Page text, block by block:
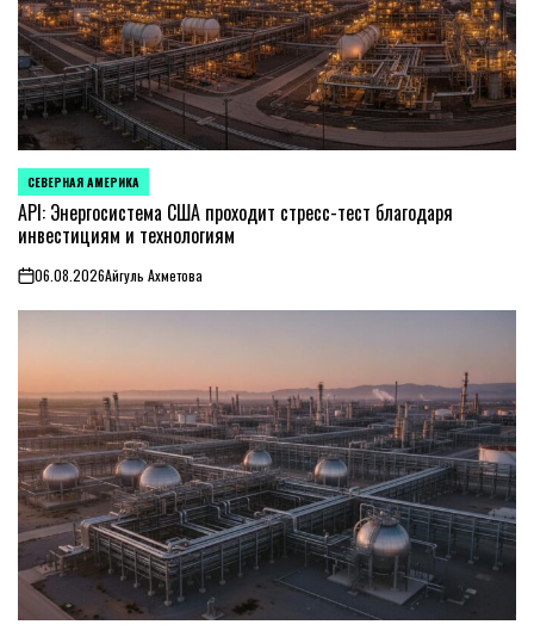
ОПУБЛИКОВАНО
В
СЕВЕРНАЯ АМЕРИКА
API: Энергосистема США проходит стресс-тест благодаря
инвестициям и технологиям
on06.08.2026Айгуль Ахметова